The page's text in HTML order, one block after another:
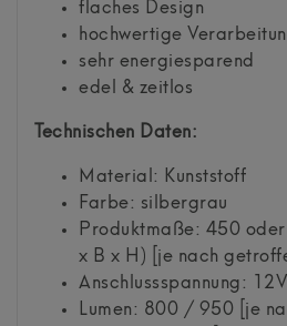
flaches Design
hochwertige
sehr energiesparend
edel & zeitlos
Technischen Daten:
Material: Kunststoff
Farbe: silbergrau
Produktmaße: 450
x B x H) [je nach
Anschlussspannung:
Lumen: 800 / 950 [je